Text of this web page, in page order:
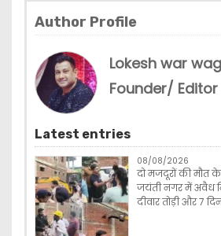
Author Profile
Lokesh war
Founder/ Editor
Latest entries
08/08/2026
दो मजदूरों की मौत के
जयंती नगर में अवैध
दीवार तोड़ी और 7